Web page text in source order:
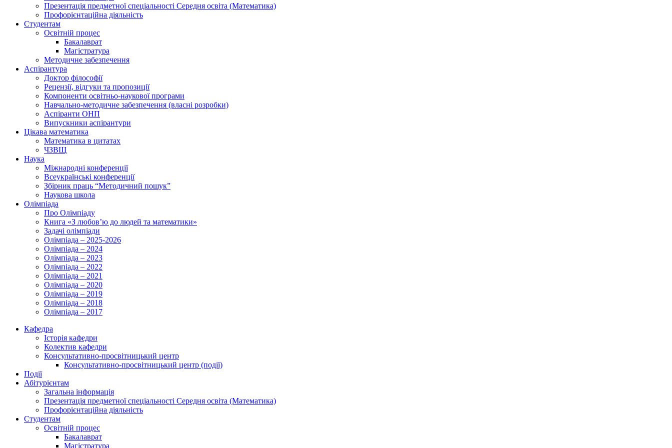
Презентація предметної спеціальності Середня освіта (Математика)
Профорієнтаційна діяльність
Студентам
Освітній процес
Бакалаврат
Магістратура
Методичне забезпечення
Аспірантура
Доктор філософії
Рецензії, відгуки та пропозиції
Компоненти освітньо-наукової програми
Навчально-методичне забезпечення (власні розробки)
Аспіранти ОНП
Випускники аспірантури
Цікава математика
Математика в цитатах
ЧЗВЩ
Наука
Міжнародні конференції
Всеукраїнські конференції
Збірник праць “Методичний пошук”
Наукова школа
Олімпіада
Про Олімпіаду
Книга «З любов’ю до людей та математики»
Задачі олімпіади
Олімпіада – 2025-2026
Олімпіада – 2024
Олімпіада – 2023
Олімпіада – 2022
Олімпіада – 2021
Олімпіада – 2020
Олімпіада – 2019
Олімпіада – 2018
Олімпіада – 2017
Кафедра
Історія кафедри
Колектив кафедри
Консультативно-просвітницький центр
Консультативно-просвітницький центр (події)
Події
Абітурієнтам
Загальна інформація
Презентація предметної спеціальності Середня освіта (Математика)
Профорієнтаційна діяльність
Студентам
Освітній процес
Бакалаврат
Магістратура